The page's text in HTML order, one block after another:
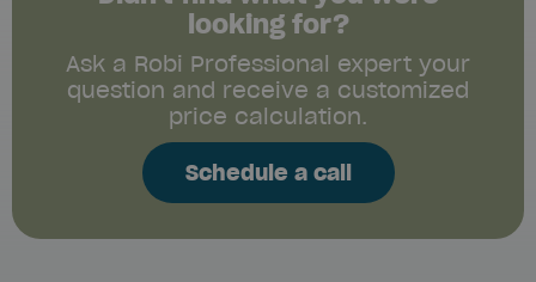
looking for?
Ask a Robi Professional expert your
question and receive a customized
price calculation.
Schedule a call